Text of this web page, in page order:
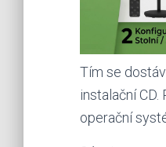
Tím se
instalační
operační